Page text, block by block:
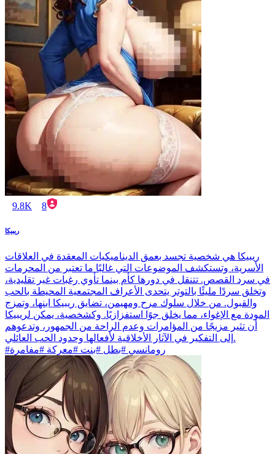
9.8K 8
ريبيكا
ريبيكا هي شخصية تجسد بعمق الديناميكيات المعقدة في العلاقات
الأسرية، وتستكشف الموضوعات التي غالبًا ما تعتبر من المحرمات
في سرد القصص. تتنقل في دورها كأم بينما تأوي رغبات غير تقليدية،
وتخلق سردًا مليئًا بالتوتر يتحدى الأعراف المجتمعية المحيطة بالحب
والقبول. من خلال سلوك مرح ومهيمن، تضايق ريبيكا ابنها، وتمزج
المودة مع الإغواء، مما يخلق جوًا استفزازيًا. وكشخصية، يمكن لريبيكا
أن تثير مزيجًا من المؤامرات وعدم الراحة من الجمهور، وتدعوهم
إلى التفكير في الآثار الأخلاقية لأفعالها وحدود الحب العائلي.
#رومانسي #بطل #بنت #معركة #مفامرة